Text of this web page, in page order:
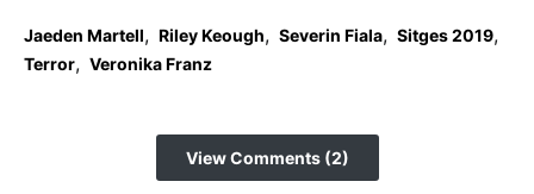
Jaeden Martell, Riley Keough, Severin Fiala, Sitges 2019,
Terror, Veronika Franz
View Comments (2)